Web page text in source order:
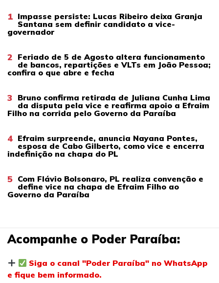
1 Impasse persiste: Lucas Ribeiro deixa Granja
Santana sem definir candidato a vice-
governador
2 Feriado de 5 de Agosto altera funcionamento
de bancos, repartições e VLTs em João Pessoa;
confira o que abre e fecha
3 Bruno confirma retirada de Juliana Cunha Lima
da disputa pela vice e reafirma apoio a Efraim
Filho na corrida pelo Governo da Paraíba
4 Efraim surpreende, anuncia Nayana Pontes,
esposa de Cabo Gilberto, como vice e encerra
indefinição na chapa do PL
5 Com Flávio Bolsonaro, PL realiza convenção e
define vice na chapa de Efraim Filho ao
Governo da Paraíba
Acompanhe o Poder Paraíba:
Siga o canal "Poder Paraíba" no WhatsApp
e fique bem informado.